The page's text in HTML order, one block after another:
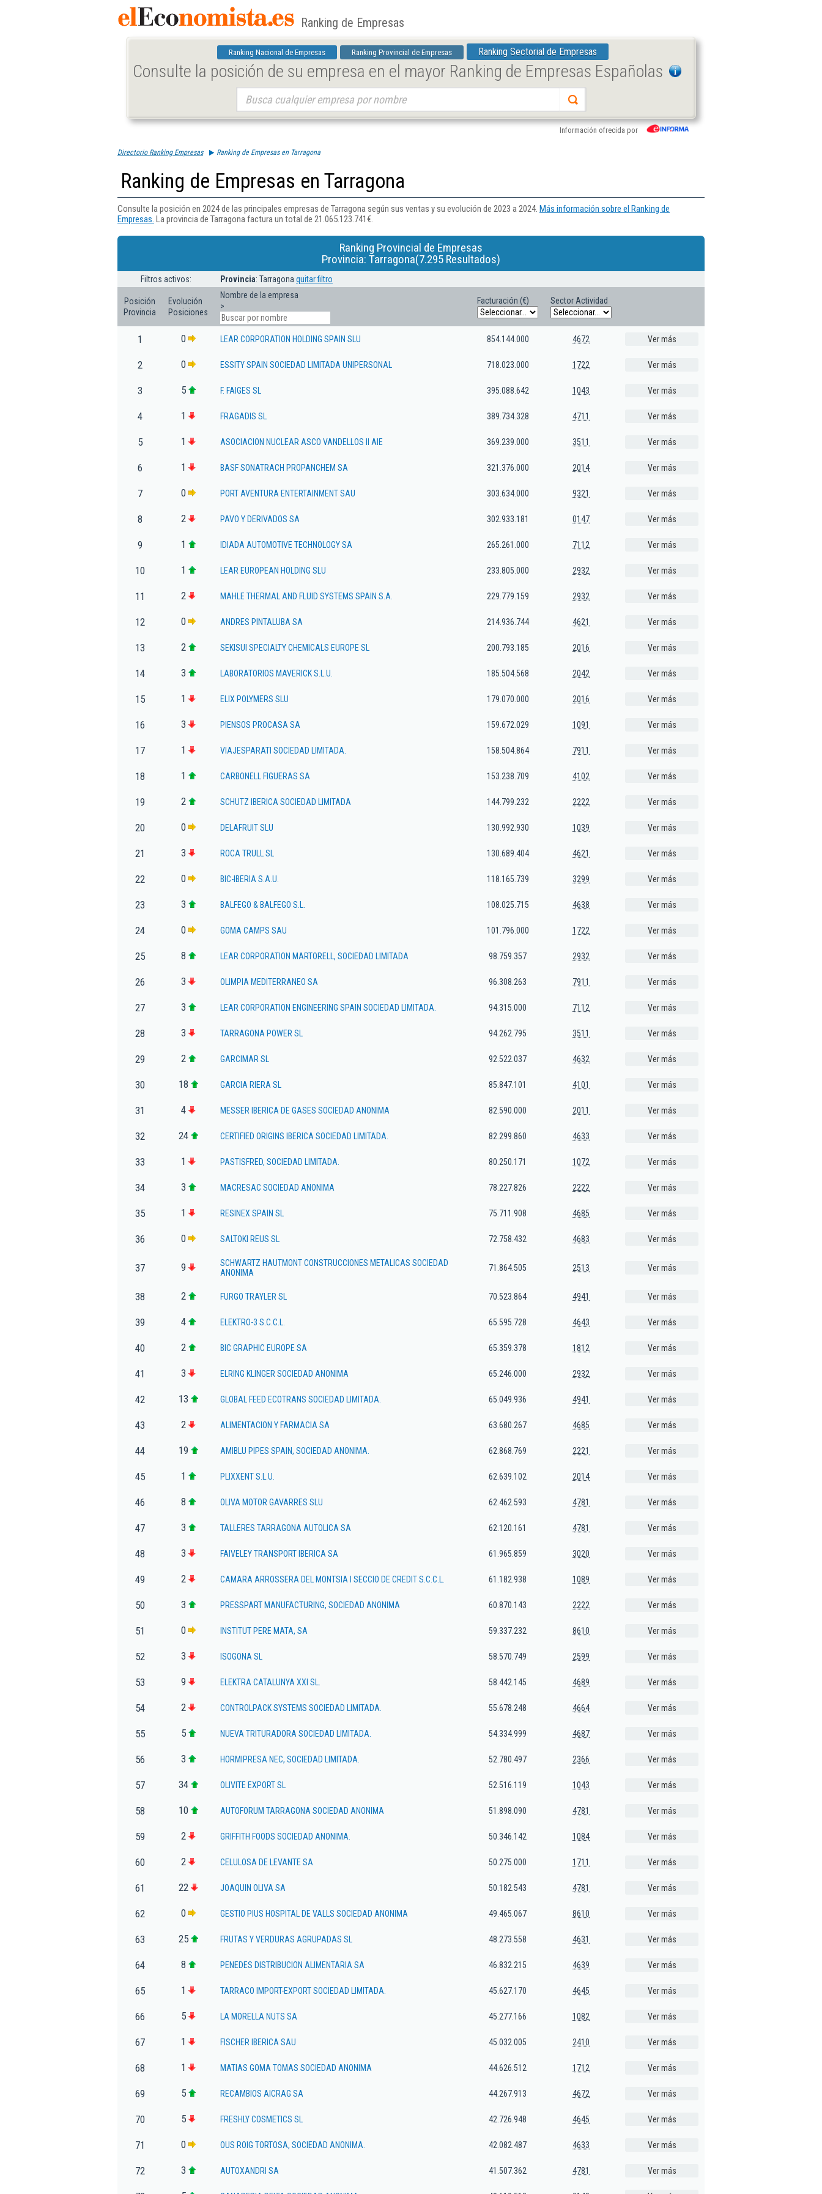
Ranking de Empresas
Ranking Nacional de Empresas Ranking Provincial de Empresas Ranking Sectorial de Empresas
Consulte la posición de su empresa en el mayor Ranking de Empresas Españolas
Información ofrecida por
Directorio Ranking Empresas Ranking de Empresas en Tarragona
Ranking de Empresas en Tarragona
Consulte la posición en 2024 de las principales empresas de Tarragona según sus ventas y su evolución de 2023 a 2024. Más información sobre el Ranking de
Empresas. La provincia de Tarragona factura un total de 21.065.123.741€.
Ranking Provincial de Empresas
Provincia: Tarragona(7.295 Resultados)
Filtros activos: Provincia: Tarragona quitar filtro
Posición
Provincia
Evolución
Posiciones
Nombre de la empresa
>
Facturación (€) Sector Actividad
1 0 LEAR CORPORATION HOLDING SPAIN SLU 854.144.000 4672 Ver más
2 0 ESSITY SPAIN SOCIEDAD LIMITADA UNIPERSONAL 718.023.000 1722 Ver más
3 5 F. FAIGES SL 395.088.642 1043 Ver más
4 1 FRAGADIS SL 389.734.328 4711 Ver más
5 1 ASOCIACION NUCLEAR ASCO VANDELLOS II AIE 369.239.000 3511 Ver más
6 1 BASF SONATRACH PROPANCHEM SA 321.376.000 2014 Ver más
7 0 PORT AVENTURA ENTERTAINMENT SAU 303.634.000 9321 Ver más
8 2 PAVO Y DERIVADOS SA 302.933.181 0147 Ver más
9 1 IDIADA AUTOMOTIVE TECHNOLOGY SA 265.261.000 7112 Ver más
10 1 LEAR EUROPEAN HOLDING SLU 233.805.000 2932 Ver más
11 2 MAHLE THERMAL AND FLUID SYSTEMS SPAIN S.A. 229.779.159 2932 Ver más
12 0 ANDRES PINTALUBA SA 214.936.744 4621 Ver más
13 2 SEKISUI SPECIALTY CHEMICALS EUROPE SL 200.793.185 2016 Ver más
14 3 LABORATORIOS MAVERICK S.L.U. 185.504.568 2042 Ver más
15 1 ELIX POLYMERS SLU 179.070.000 2016 Ver más
16 3 PIENSOS PROCASA SA 159.672.029 1091 Ver más
17 1 VIAJESPARATI SOCIEDAD LIMITADA. 158.504.864 7911 Ver más
18 1 CARBONELL FIGUERAS SA 153.238.709 4102 Ver más
19 2 SCHUTZ IBERICA SOCIEDAD LIMITADA 144.799.232 2222 Ver más
20 0 DELAFRUIT SLU 130.992.930 1039 Ver más
21 3 ROCA TRULL SL 130.689.404 4621 Ver más
22 0 BIC-IBERIA S.A.U. 118.165.739 3299 Ver más
23 3 BALFEGO & BALFEGO S.L. 108.025.715 4638 Ver más
24 0 GOMA CAMPS SAU 101.796.000 1722 Ver más
25 8 LEAR CORPORATION MARTORELL, SOCIEDAD LIMITADA 98.759.357 2932 Ver más
26 3 OLIMPIA MEDITERRANEO SA 96.308.263 7911 Ver más
27 3 LEAR CORPORATION ENGINEERING SPAIN SOCIEDAD LIMITADA. 94.315.000 7112 Ver más
28 3 TARRAGONA POWER SL 94.262.795 3511 Ver más
29 2 GARCIMAR SL 92.522.037 4632 Ver más
30 18 GARCIA RIERA SL 85.847.101 4101 Ver más
31 4 MESSER IBERICA DE GASES SOCIEDAD ANONIMA 82.590.000 2011 Ver más
32 24 CERTIFIED ORIGINS IBERICA SOCIEDAD LIMITADA. 82.299.860 4633 Ver más
33 1 PASTISFRED, SOCIEDAD LIMITADA. 80.250.171 1072 Ver más
34 3 MACRESAC SOCIEDAD ANONIMA 78.227.826 2222 Ver más
35 1 RESINEX SPAIN SL 75.711.908 4685 Ver más
36 0 SALTOKI REUS SL 72.758.432 4683 Ver más
37 9
SCHWARTZ HAUTMONT CONSTRUCCIONES METALICAS SOCIEDAD
ANONIMA
71.864.505 2513 Ver más
38 2 FURGO TRAYLER SL 70.523.864 4941 Ver más
39 4 ELEKTRO-3 S.C.C.L. 65.595.728 4643 Ver más
40 2 BIC GRAPHIC EUROPE SA 65.359.378 1812 Ver más
41 3 ELRING KLINGER SOCIEDAD ANONIMA 65.246.000 2932 Ver más
42 13 GLOBAL FEED ECOTRANS SOCIEDAD LIMITADA. 65.049.936 4941 Ver más
43 2 ALIMENTACION Y FARMACIA SA 63.680.267 4685 Ver más
44 19 AMIBLU PIPES SPAIN, SOCIEDAD ANONIMA. 62.868.769 2221 Ver más
45 1 PLIXXENT S.L.U. 62.639.102 2014 Ver más
46 8 OLIVA MOTOR GAVARRES SLU 62.462.593 4781 Ver más
47 3 TALLERES TARRAGONA AUTOLICA SA 62.120.161 4781 Ver más
48 3 FAIVELEY TRANSPORT IBERICA SA 61.965.859 3020 Ver más
49 2 CAMARA ARROSSERA DEL MONTSIA I SECCIO DE CREDIT S.C.C.L. 61.182.938 1089 Ver más
50 3 PRESSPART MANUFACTURING, SOCIEDAD ANONIMA 60.870.143 2222 Ver más
51 0 INSTITUT PERE MATA, SA 59.337.232 8610 Ver más
52 3 ISOGONA SL 58.570.749 2599 Ver más
53 9 ELEKTRA CATALUNYA XXI SL. 58.442.145 4689 Ver más
54 2 CONTROLPACK SYSTEMS SOCIEDAD LIMITADA. 55.678.248 4664 Ver más
55 5 NUEVA TRITURADORA SOCIEDAD LIMITADA. 54.334.999 4687 Ver más
56 3 HORMIPRESA NEC, SOCIEDAD LIMITADA. 52.780.497 2366 Ver más
57 34 OLIVITE EXPORT SL 52.516.119 1043 Ver más
58 10 AUTOFORUM TARRAGONA SOCIEDAD ANONIMA 51.898.090 4781 Ver más
59 2 GRIFFITH FOODS SOCIEDAD ANONIMA. 50.346.142 1084 Ver más
60 2 CELULOSA DE LEVANTE SA 50.275.000 1711 Ver más
61 22 JOAQUIN OLIVA SA 50.182.543 4781 Ver más
62 0 GESTIO PIUS HOSPITAL DE VALLS SOCIEDAD ANONIMA 49.465.067 8610 Ver más
63 25 FRUTAS Y VERDURAS AGRUPADAS SL 48.273.558 4631 Ver más
64 8 PENEDES DISTRIBUCION ALIMENTARIA SA 46.832.215 4639 Ver más
65 1 TARRACO IMPORT-EXPORT SOCIEDAD LIMITADA. 45.627.170 4645 Ver más
66 5 LA MORELLA NUTS SA 45.277.166 1082 Ver más
67 1 FISCHER IBERICA SAU 45.032.005 2410 Ver más
68 1 MATIAS GOMA TOMAS SOCIEDAD ANONIMA 44.626.512 1712 Ver más
69 5 RECAMBIOS AICRAG SA 44.267.913 4672 Ver más
70 5 FRESHLY COSMETICS SL 42.726.948 4645 Ver más
71 0 OUS ROIG TORTOSA, SOCIEDAD ANONIMA. 42.082.487 4633 Ver más
72 3 AUTOXANDRI SA 41.507.362 4781 Ver más